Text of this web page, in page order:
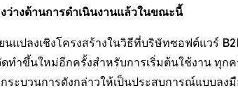
ว่างด้านการดำเนินงานแล้วในขณะนี้
นแปลงเชิงโครงสร้างในวิธีที่บริษัทซอฟต์แวร์
ทำขึ้นใหม่อีกครั้งสำหรับการเริ่มต้นใช้งาน ทุ
ระบวนการดังกล่าวให้เป็นประสบการณ์แบบล